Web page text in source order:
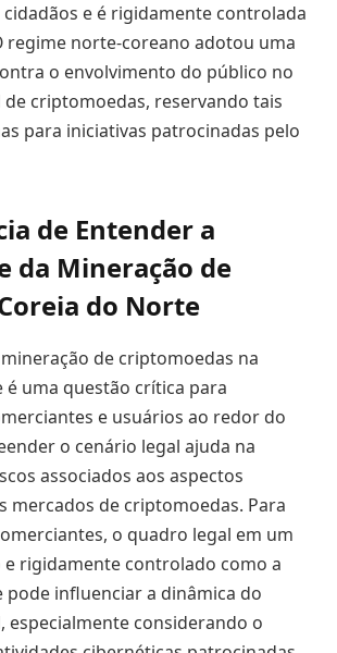
cidadãos e é rigidamente controlada
regime norte-coreano adotou uma
o envolvimento do público no
criptomoedas, reservando tais
para iniciativas patrocinadas pelo
de Entender a
da Mineração de
do Norte
de criptomoedas na
é uma questão crítica para
e usuários ao redor do
o cenário legal ajuda na
associados aos aspectos
mercados de criptomoedas. Para
o quadro legal em um
e rigidamente controlado como a
pode influenciar a dinâmica do
especialmente considerando o